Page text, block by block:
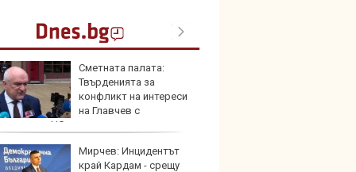
Сметната палата:
Твърденията за
конфликт на интереси
на Главчев с
от НС одити са спекулативни
Мирчев: Инцидентът
край Кардам - срещу